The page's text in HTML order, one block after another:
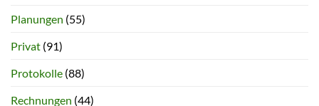
Planungen (55)
Privat (91)
Protokolle (88)
Rechnungen (44)